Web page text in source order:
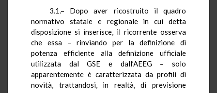
3.1.– Dopo aver ricostruito il quadro
normativo statale e regionale in cui detta
disposizione si inserisce, il ricorrente osserva
che essa – rinviando per la definizione di
potenza efficiente alla definizione ufficiale
utilizzata dal GSE e dall’AEEG – solo
apparentemente è caratterizzata da profili di
novità, trattandosi, in realtà, di previsione